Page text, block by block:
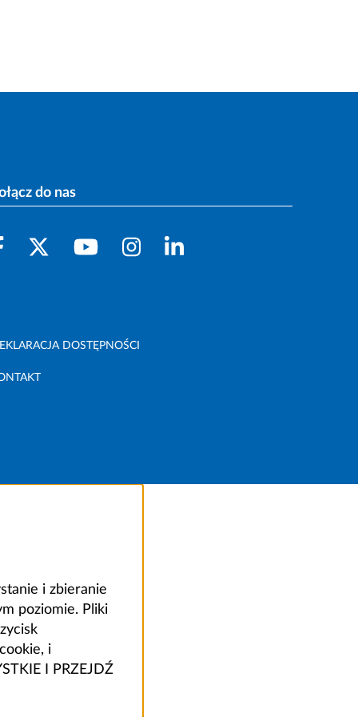
do nas
DOSTĘPNOŚCI
i zbieranie
poziomie. Pliki
i
I PRZEJDŹ